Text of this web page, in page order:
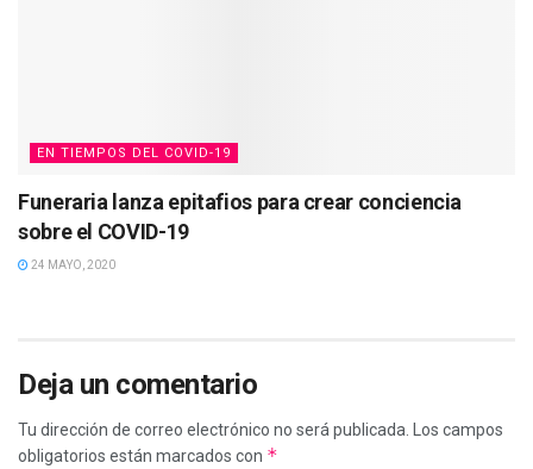
EN TIEMPOS DEL COVID-19
Funeraria lanza epitafios para crear conciencia
sobre el COVID-19
24 MAYO, 2020
Deja un comentario
Tu dirección de correo electrónico no será publicada. Los campos
obligatorios están marcados con *